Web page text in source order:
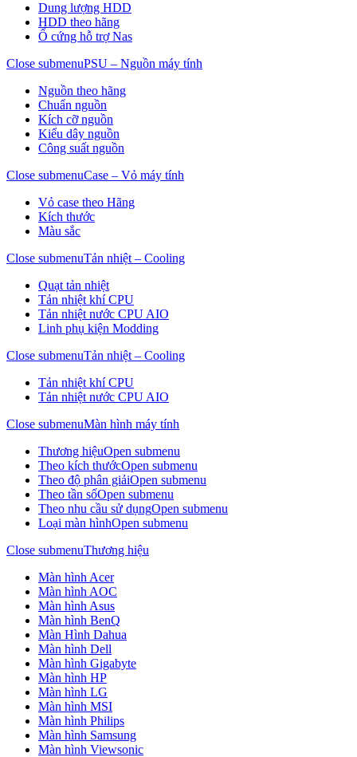
Dung lượng HDD
HDD theo hãng
Ổ cứng hỗ trợ Nas
Close submenuPSU – Nguồn máy tính
Nguồn theo hãng
Chuẩn nguồn
Kích cỡ nguồn
Kiểu dây nguồn
Công suất nguồn
Close submenuCase – Vỏ máy tính
Vỏ case theo Hãng
Kích thước
Màu sắc
Close submenuTản nhiệt – Cooling
Quạt tản nhiệt
Tản nhiệt khí CPU
Tản nhiệt nước CPU AIO
Linh phụ kiện Modding
Close submenuTản nhiệt – Cooling
Tản nhiệt khí CPU
Tản nhiệt nước CPU AIO
Close submenuMàn hình máy tính
Thương hiệuOpen submenu
Theo kích thướcOpen submenu
Theo độ phân giảiOpen submenu
Theo tần sốOpen submenu
Theo nhu cầu sử dụngOpen submenu
Loại màn hìnhOpen submenu
Close submenuThương hiệu
Màn hình Acer
Màn hình AOC
Màn hình Asus
Màn hình BenQ
Màn Hình Dahua
Màn hình Dell
Màn hình Gigabyte
Màn hình HP
Màn hình LG
Màn hình MSI
Màn hình Philips
Màn hình Samsung
Màn hình Viewsonic